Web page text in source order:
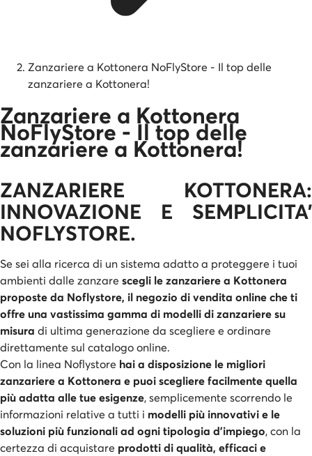
Zanzariere a Kottonera NoFlyStore - Il top delle
zanzariere a Kottonera!
Zanzariere a Kottonera
NoFlyStore - Il top delle
zanzariere a Kottonera!
ZANZARIERE KOTTONERA:
INNOVAZIONE E SEMPLICITA'
NOFLYSTORE.
Se sei alla ricerca di un sistema adatto a proteggere i tuoi
ambienti dalle zanzare scegli le zanzariere a Kottonera
proposte da Noflystore, il negozio di vendita online che ti
offre una vastissima gamma di modelli di zanzariere su
misura di ultima generazione da scegliere e ordinare
direttamente sul catalogo online.
Con la linea Noflystore hai a disposizione le migliori
zanzariere a Kottonera e puoi scegliere facilmente quella
più adatta alle tue esigenze, semplicemente scorrendo le
informazioni relative a tutti i modelli più innovativi e le
soluzioni più funzionali ad ogni tipologia d'impiego, con la
certezza di acquistare prodotti di qualità, efficaci e